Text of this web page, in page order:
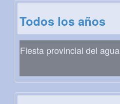
Todos los años
Fiesta provincial del agua